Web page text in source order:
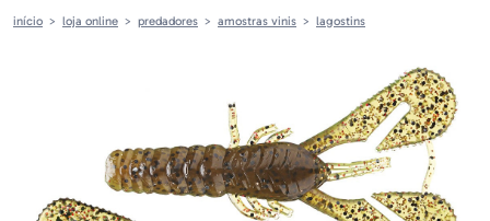
início loja online predadores amostras vinis lagostins